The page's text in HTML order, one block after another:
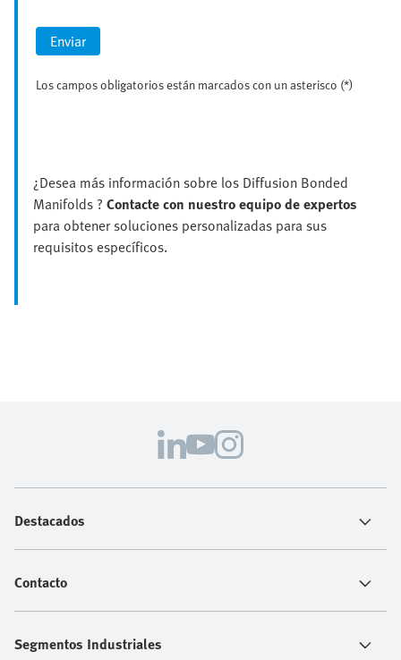
Enviar
Los campos obligatorios están marcados con un asterisco (*)
¿Desea más información sobre los Diffusion Bonded
Manifolds ? Contacte con nuestro equipo de expertos
para obtener soluciones personalizadas para sus
requisitos específicos.
Destacados
Contacto
Segmentos Industriales